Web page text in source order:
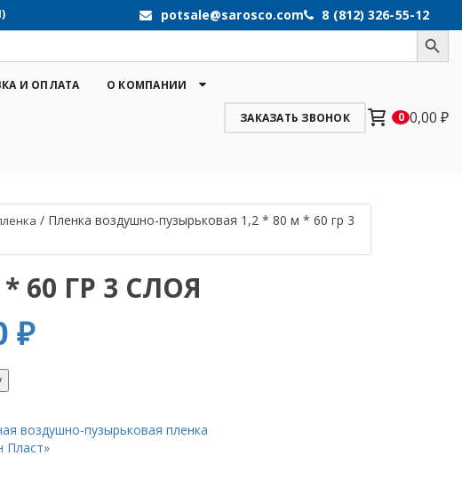
potsale@sarosco.com
8 (812) 326-55-12
Search Button
И ОПЛАТА О КОМПАНИИ
ЗАКАЗАТЬ ЗВОНОК 0 0,00 ₽
/ Пленка воздушно-пузырьковая 1,2 * 80 м * 60 гр 3
ГР 3 СЛОЯ
₽
воздушно-пузырьковая пленка
Пласт»